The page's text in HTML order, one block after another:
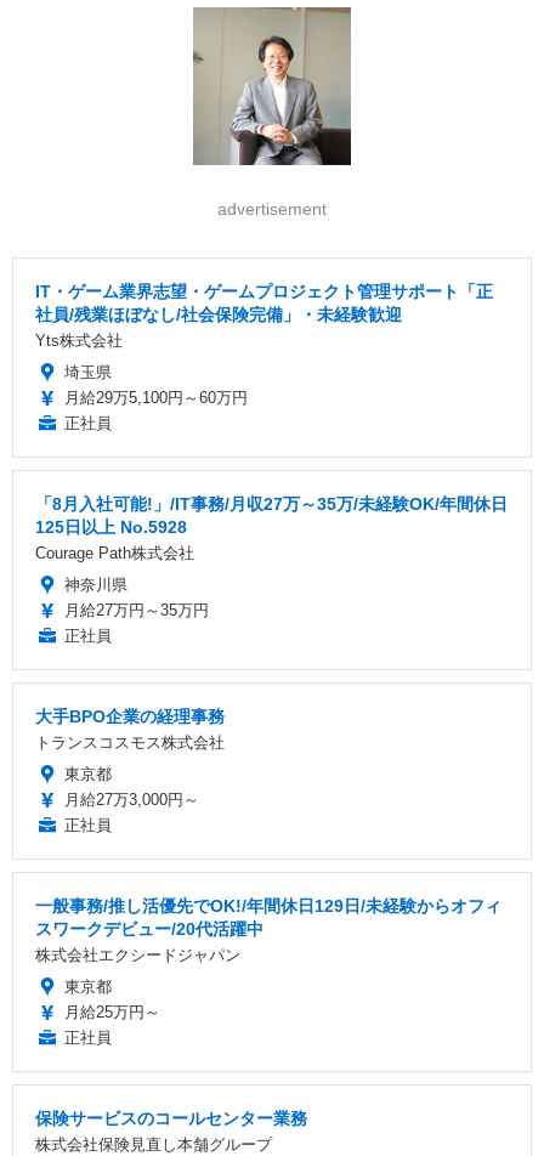
advertisement
IT・ゲーム業界志望・ゲームプロジェクト管理サポート「正
社員/残業ほぼなし/社会保険完備」・未経験歓迎
Yts株式会社
埼玉県
月給29万5,100円～60万円
正社員
「8月入社可能!」/IT事務/月収27万～35万/未経験OK/年間休日
125日以上 No.5928
Courage Path株式会社
神奈川県
月給27万円～35万円
正社員
大手BPO企業の経理事務
トランスコスモス株式会社
東京都
月給27万3,000円～
正社員
一般事務/推し活優先でOK!/年間休日129日/未経験からオフィ
スワークデビュー/20代活躍中
株式会社エクシードジャパン
東京都
月給25万円～
正社員
保険サービスのコールセンター業務
株式会社保険見直し本舗グループ